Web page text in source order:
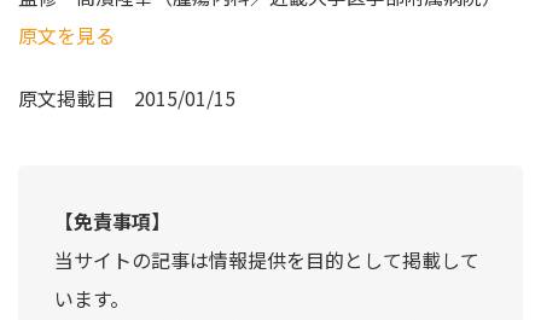
原文を見る
原文掲載日 2015/01/15
【免責事項】
当サイトの記事は情報提供を目的として掲載して
います。